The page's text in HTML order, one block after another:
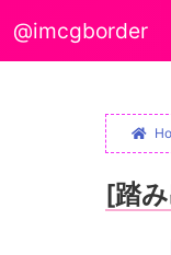
@imcgborder
[踏